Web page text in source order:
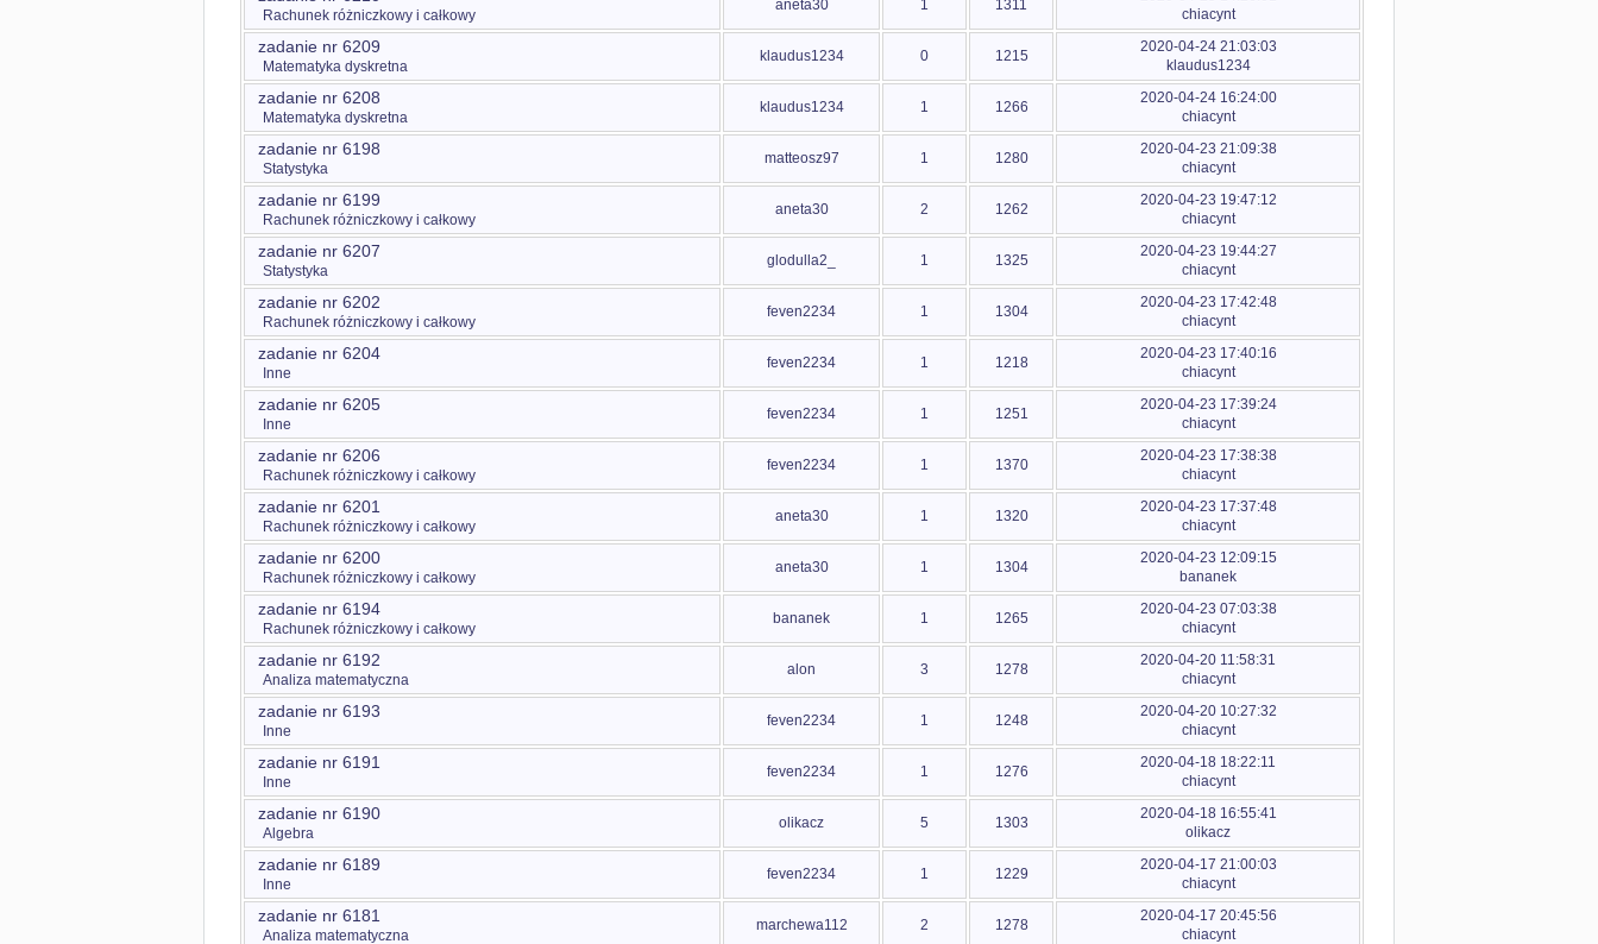
Rachunek różniczkowy i całkowy
aneta30 1 1311
chiacynt
zadanie nr 6209
Matematyka dyskretna
klaudus1234 0 1215
2020-04-24 21:03:03
klaudus1234
zadanie nr 6208
Matematyka dyskretna
klaudus1234 1 1266
2020-04-24 16:24:00
chiacynt
zadanie nr 6198
Statystyka
matteosz97 1 1280
2020-04-23 21:09:38
chiacynt
zadanie nr 6199
Rachunek różniczkowy i całkowy
aneta30 2 1262
2020-04-23 19:47:12
chiacynt
zadanie nr 6207
Statystyka
glodulla2_ 1 1325
2020-04-23 19:44:27
chiacynt
zadanie nr 6202
Rachunek różniczkowy i całkowy
feven2234 1 1304
2020-04-23 17:42:48
chiacynt
zadanie nr 6204
Inne
feven2234 1 1218
2020-04-23 17:40:16
chiacynt
zadanie nr 6205
Inne
feven2234 1 1251
2020-04-23 17:39:24
chiacynt
zadanie nr 6206
Rachunek różniczkowy i całkowy
feven2234 1 1370
2020-04-23 17:38:38
chiacynt
zadanie nr 6201
Rachunek różniczkowy i całkowy
aneta30 1 1320
2020-04-23 17:37:48
chiacynt
zadanie nr 6200
Rachunek różniczkowy i całkowy
aneta30 1 1304
2020-04-23 12:09:15
bananek
zadanie nr 6194
Rachunek różniczkowy i całkowy
bananek 1 1265
2020-04-23 07:03:38
chiacynt
zadanie nr 6192
Analiza matematyczna
alon 3 1278
2020-04-20 11:58:31
chiacynt
zadanie nr 6193
Inne
feven2234 1 1248
2020-04-20 10:27:32
chiacynt
zadanie nr 6191
Inne
feven2234 1 1276
2020-04-18 18:22:11
chiacynt
zadanie nr 6190
Algebra
olikacz 5 1303
2020-04-18 16:55:41
olikacz
zadanie nr 6189
Inne
feven2234 1 1229
2020-04-17 21:00:03
chiacynt
zadanie nr 6181
Analiza matematyczna
marchewa112 2 1278
2020-04-17 20:45:56
chiacynt